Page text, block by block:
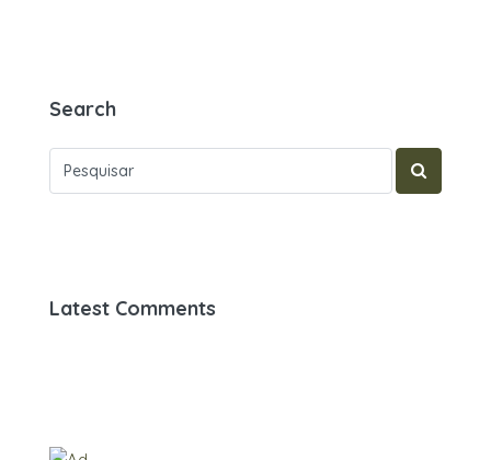
Search
Latest Comments